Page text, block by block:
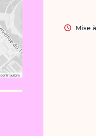
contributors
Mise